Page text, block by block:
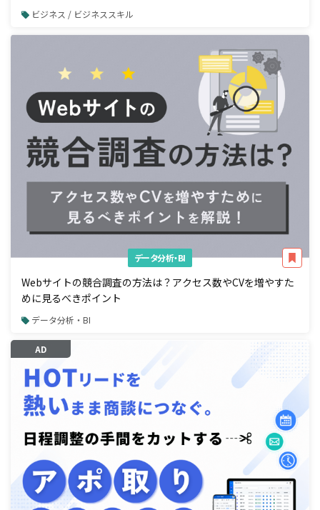
ビジネス / ビジネススキル
データ分析・BI
Webサイトの競合調査の方法は？アクセス数やCVを増やすた
めに見るべきポイント
データ分析・BI
AD